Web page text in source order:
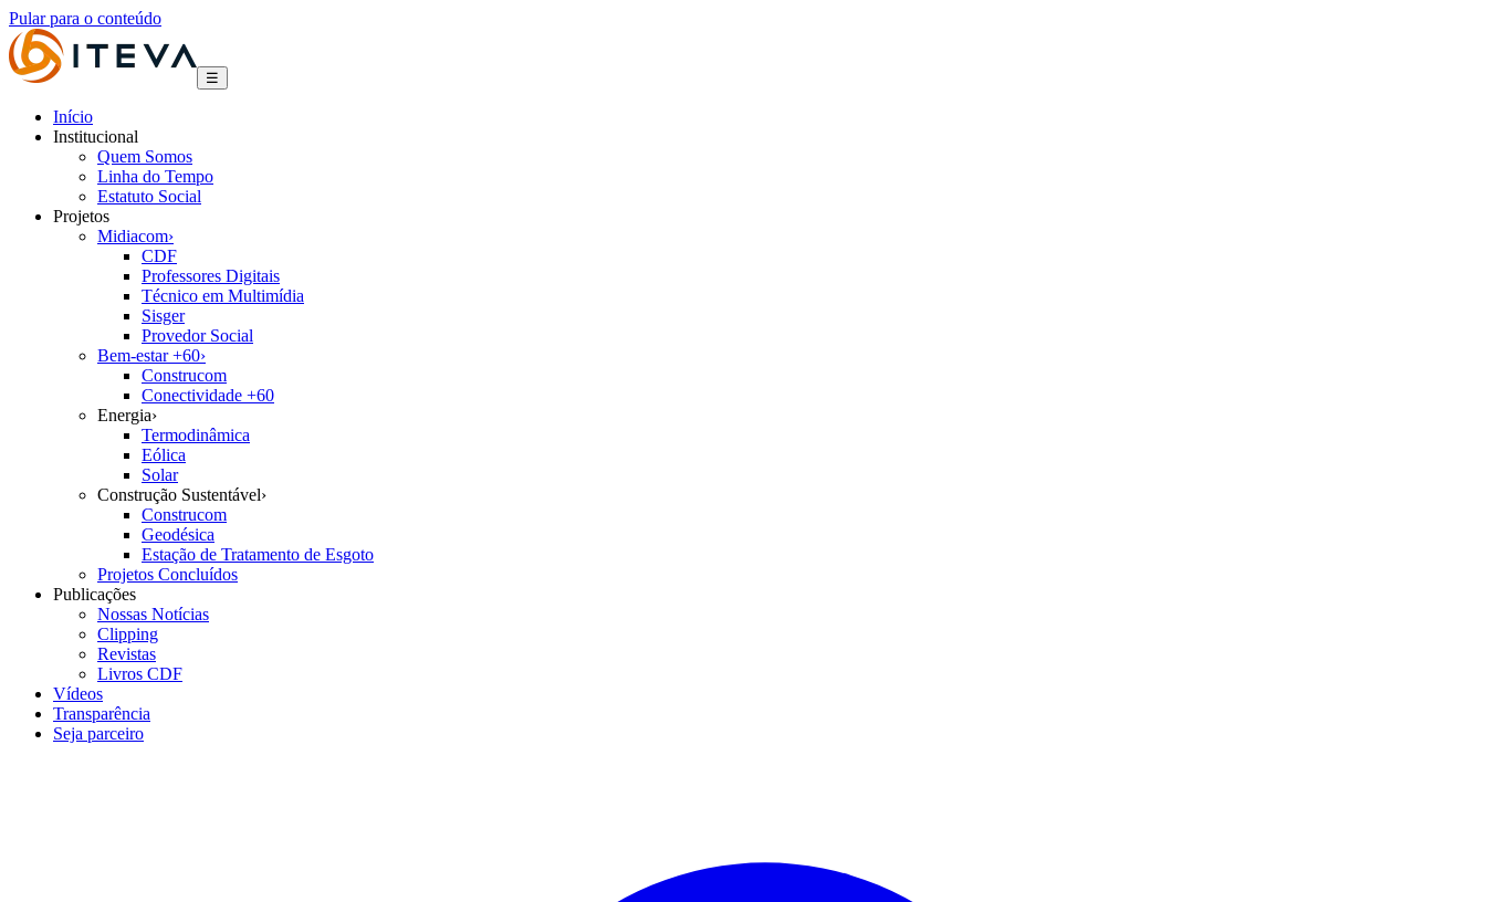
Pular para o conteúdo
☰
Início
Institucional
Quem Somos
Linha do Tempo
Estatuto Social
Projetos
Midiacom›
CDF
Professores Digitais
Técnico em Multimídia
Sisger
Provedor Social
Bem-estar +60›
Construcom
Conectividade +60
Energia›
Termodinâmica
Eólica
Solar
Construção Sustentável›
Construcom
Geodésica
Estação de Tratamento de Esgoto
Projetos Concluídos
Publicações
Nossas Notícias
Clipping
Revistas
Livros CDF
Vídeos
Transparência
Seja parceiro